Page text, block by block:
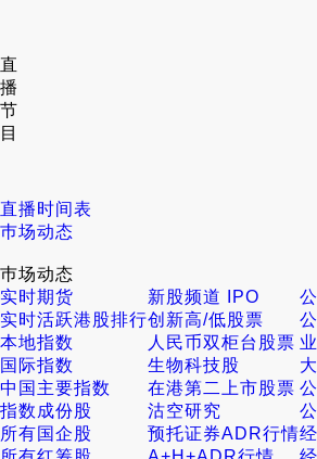
直
播
节
目
直播时间表
巿场动态
巿场动态
实时期货
新股频道 IPO
实时活跃港股排行创新高/低股票
本地指数
人民币双柜台股票
国际指数
生物科技股
中国主要指数
在港第二上市股票
指数成份股
沽空研究
所有国企股
预托证券ADR行情